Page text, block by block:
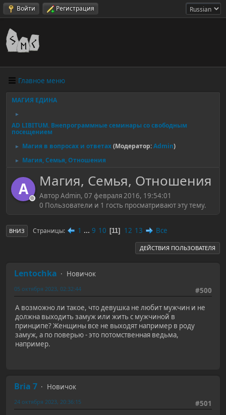
Войти Регистрация
Главное меню
МАГИЯ ЕДИНА
►
AD LIBITUM. Внепрограммные семинары со свободным
посещением
► Магия в вопросах и ответах(Модератор:Admin)
► Магия, Семья, Отношения
A Магия, Семья, Отношения
Автор Admin, 07 февраля 2016, 19:54:01
0 Пользователи и 1 гость просматривают эту тему.
ВНИЗ Страницы 1 ... 9 10 11 12 13 Все
ДЕЙСТВИЯ ПОЛЬЗОВАТЕЛЯ
Lentochka
Новичок
#500
05 октября 2023, 02:32:44
А возможно ли такое, что девушка не любит мужчин и не
должна выходить замуж или жить с мужчиной в
принципе? Женщины все не выходят например в роду
замуж, а по поверью - это потомственная ведьма,
например.
Bria 7
Новичок
#501
24 октября 2023, 20:36:15